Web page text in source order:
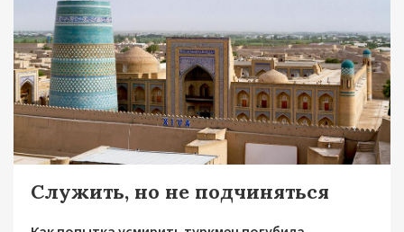
Служить, но не подчиняться